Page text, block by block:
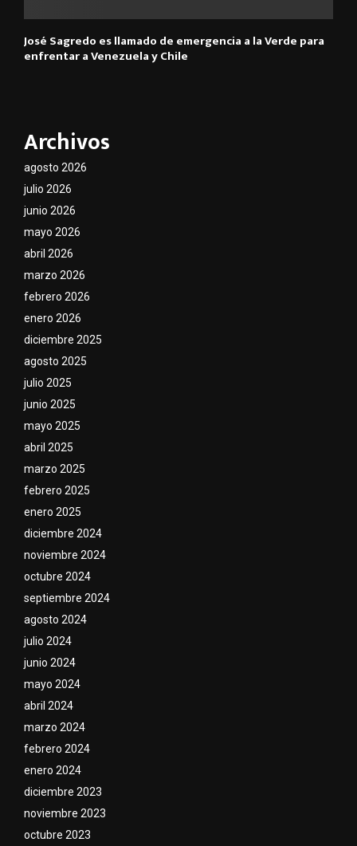
José Sagredo es llamado de emergencia a la Verde para
enfrentar a Venezuela y Chile
Archivos
agosto 2026
julio 2026
junio 2026
mayo 2026
abril 2026
marzo 2026
febrero 2026
enero 2026
diciembre 2025
agosto 2025
julio 2025
junio 2025
mayo 2025
abril 2025
marzo 2025
febrero 2025
enero 2025
diciembre 2024
noviembre 2024
octubre 2024
septiembre 2024
agosto 2024
julio 2024
junio 2024
mayo 2024
abril 2024
marzo 2024
febrero 2024
enero 2024
diciembre 2023
noviembre 2023
octubre 2023